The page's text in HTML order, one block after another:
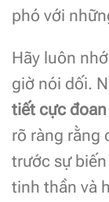
phó với
Hãy luôn
giờ nói dối.
tiết cực đoan
rõ ràng rằng
trước sự
tinh thần và